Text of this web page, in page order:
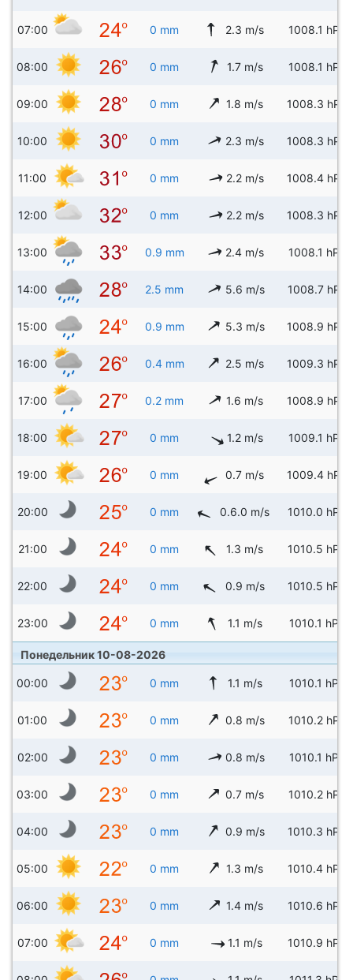
07:00 0 mm 2.3 m/s 1008.1 hPa
08:00 0 mm 1.7 m/s 1008.1 hPa
09:00 0 mm 1.8 m/s 1008.3 hPa
10:00 0 mm 2.3 m/s 1008.3 hPa
11:00 0 mm 2.2 m/s 1008.4 hPa
12:00 0 mm 2.2 m/s 1008.3 hPa
13:00 0.9 mm 2.4 m/s 1008.1 hPa
14:00 2.5 mm 5.6 m/s 1008.7 hPa
15:00 0.9 mm 5.3 m/s 1008.9 hPa
16:00 0.4 mm 2.5 m/s 1009.3 hPa
17:00 0.2 mm 1.6 m/s 1008.9 hPa
18:00 0 mm 1.2 m/s 1009.1 hPa
19:00 0 mm 0.7 m/s 1009.4 hPa
20:00 0 mm 0.6.0 m/s 1010.0 hPa
21:00 0 mm 1.3 m/s 1010.5 hPa
22:00 0 mm 0.9 m/s 1010.5 hPa
23:00 0 mm 1.1 m/s 1010.1 hPa
Понедельник 10-08-2026
00:00 0 mm 1.1 m/s 1010.1 hPa
01:00 0 mm 0.8 m/s 1010.2 hPa
02:00 0 mm 0.8 m/s 1010.1 hPa
03:00 0 mm 0.7 m/s 1010.2 hPa
04:00 0 mm 0.9 m/s 1010.3 hPa
05:00 0 mm 1.3 m/s 1010.4 hPa
06:00 0 mm 1.4 m/s 1010.6 hPa
07:00 0 mm 1.1 m/s 1010.9 hPa